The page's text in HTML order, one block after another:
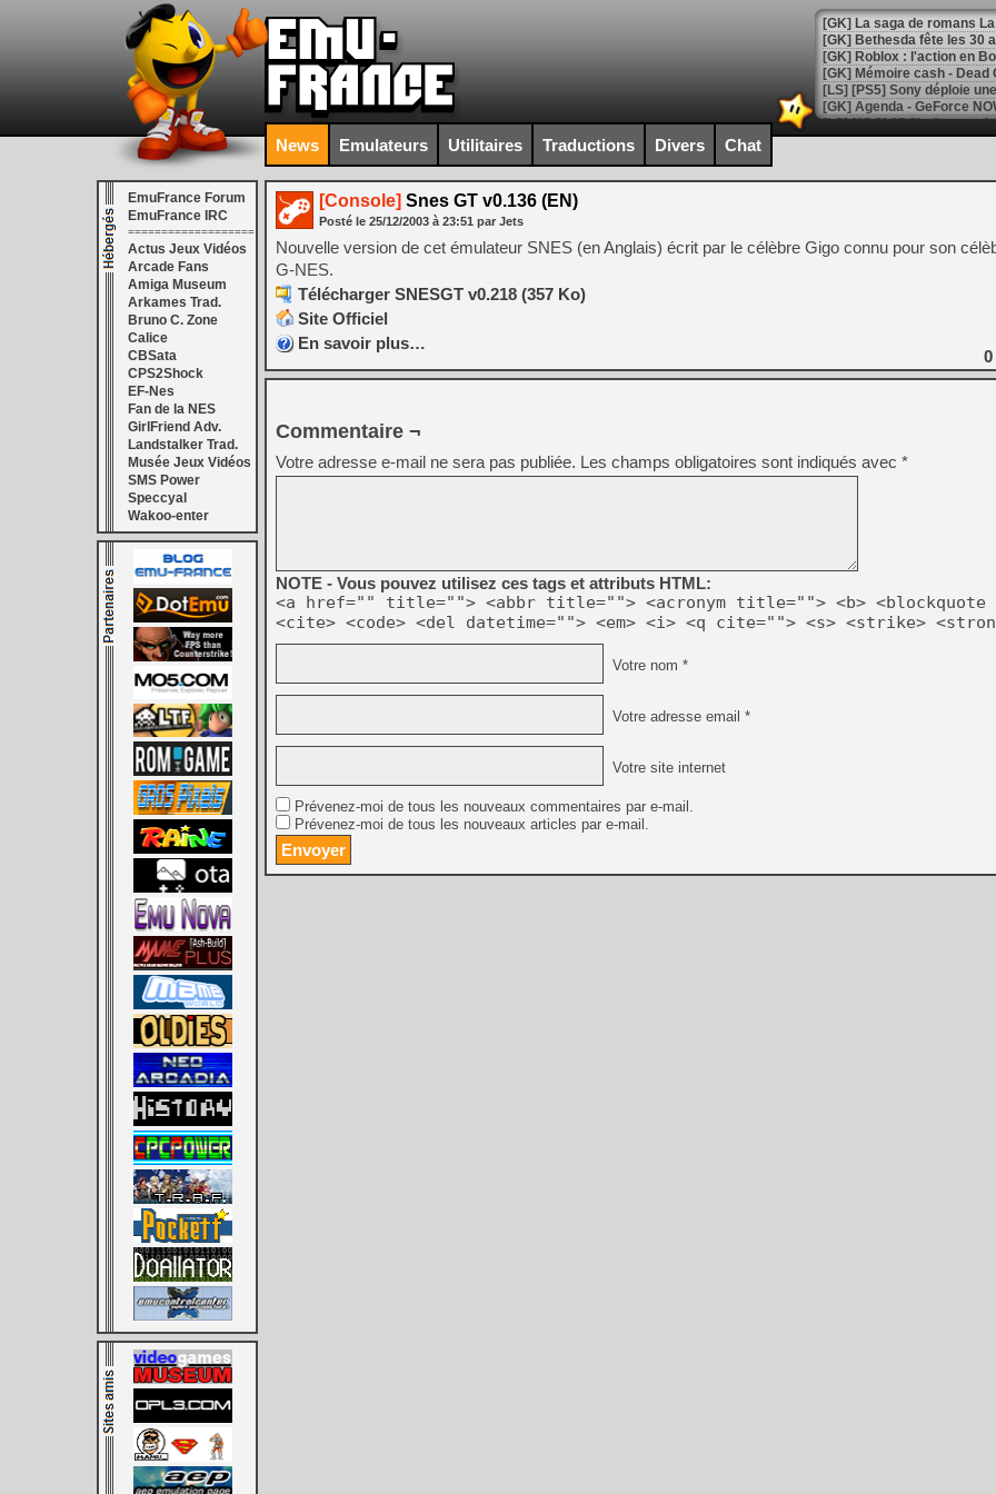
[GK] Bethesda fête les 30
[GK] Roblox : l'action en
[GK] Agenda - GeForce
[GK] Devolver Digital en a
[LS] [PS5] ps5-y2jb-
[GK] Pourquoi Marvel
[GK] Test : Restory : Chill
[GK] GTA 6 : Rockstar
[GK] Hot Wheels Infinite
[GK] Mémoire cash -
[GK] Résultats Nintendo :
[GK] Déjà des
[GK] Minecraft et ses «
[GK] Beast of
[GK] Ubisoft : fin de partie
[GK] Mémoire cash -
[GK] Dan Houser (GTA)
[GK] Comment EA Sports
[GK] Crimson Moon : un
[GK] Isle of Reveries : le
[GK] Moonlighter 2 : The
[GK] Capcom relance
[GK] Le beat'em up The
[GK] Endless Legend 2 :
[LS] [PS5] Le WebKit
[GK] Oubliez Crazy Taxi,
[LS] [Switch] NSZ 5.0.0
News Emulateurs Utilitaires Traductions Divers Chat
EmuFrance Forum
EmuFrance IRC
===================
Actus Jeux Vidéos
Arcade Fans
Amiga Museum
Arkames Trad.
Bruno C. Zone
Calice
CBSata
CPS2Shock
EF-Nes
Fan de la NES
GirlFriend Adv.
Landstalker Trad.
Musée Jeux Vidéos
SMS Power
Speccyal
Wakoo-enter
[Console] Snes GT v0.136 (EN)
Posté le 25/12/2003 à 23:51 par Jets
Nouvelle version de cet émulateur SNES (en Anglais) écrit par le célèbre Gigo connu pour son
G-NES.
Télécharger SNESGT v0.218 (357 Ko)
Site Officiel
En savoir plus…
0
Commentaire ¬
Votre adresse e-mail ne sera pas publiée. Les champs obligatoires sont indiqués avec *
NOTE - Vous pouvez utilisez ces tags et attributs HTML:
<a href="" title=""> <abbr title=""> <acronym title=""> <b> <blockquote
<cite> <code> <del datetime=""> <em> <i> <q cite=""> <s> <strike>
Votre nom *
Votre adresse email *
Votre site internet
Prévenez-moi de tous les nouveaux commentaires par e-mail.
Prévenez-moi de tous les nouveaux articles par e-mail.